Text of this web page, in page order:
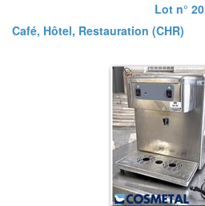
Lot n° 20
Café, Hôtel, Restauration (CHR)